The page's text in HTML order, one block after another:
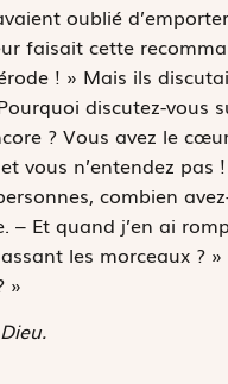
oublié
faisait cette
! » Mais ils
discutez-vous
? Vous avez le
vous n’entendez
combien
– Et quand j’en ai
les morceaux ?
»